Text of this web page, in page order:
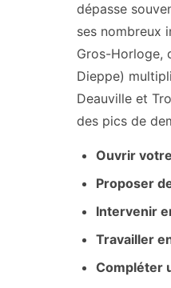
dépasse
ses nombreux
Gros-Horloge,
Dieppe)
Deauville et
des pics de
Ouvrir
Proposer
Intervenir
Travailler
Compléter